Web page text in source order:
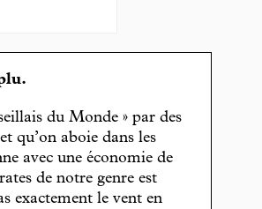
du Monde » par des
qu’on aboie dans les
avec une économie de
de notre genre est
exactement le vent en